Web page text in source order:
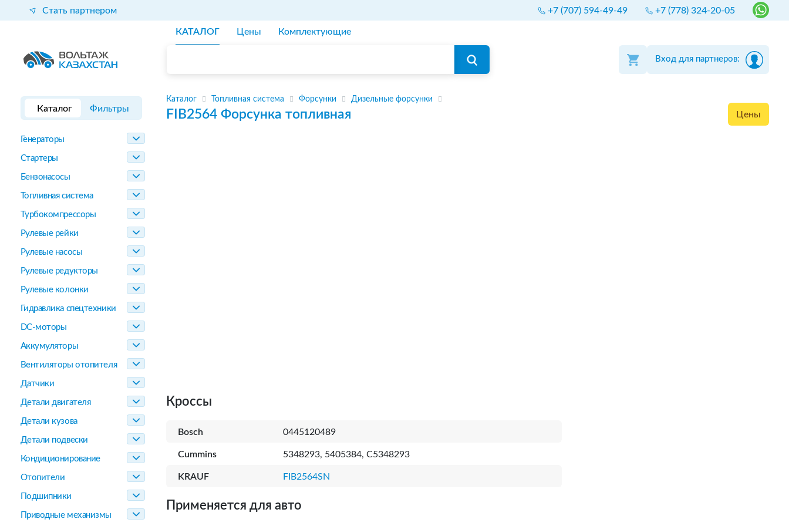
Стать партнером +7 (707) 594-49-49 +7 (778) 324-20-05
КАТАЛОГ Цены Комплектующие
Вход для партнеров:
Каталог Фильтры
Генераторы
Стартеры
Бензонасосы
Топливная система
Турбокомпрессоры
Рулевые рейки
Рулевые насосы
Рулевые редукторы
Рулевые колонки
Гидравлика спецтехники
DC-моторы
Аккумуляторы
Вентиляторы отопителя
Датчики
Детали двигателя
Детали кузова
Детали подвески
Кондиционирование
Отопители
Подшипники
Приводные механизмы
Каталог Топливная система Форсунки Дизельные форсунки
FIB2564 Форсунка топливная Цены
Кроссы
Bosch 0445120489
Cummins 5348293, 5405384, C5348293
KRAUF FIB2564SN
Применяется для авто